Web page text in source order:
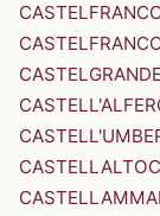
CASTELGRANDE
CASTELLALTO